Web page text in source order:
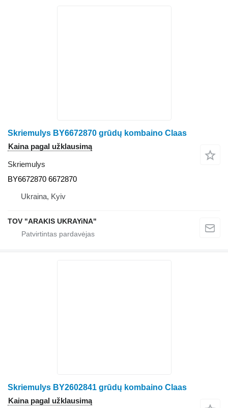
Skriemulys BY6672870 grūdų kombaino Claas
Kaina pagal užklausimą
Skriemulys
BY6672870 6672870
Ukraina, Kyiv
TOV "ARAKIS UKRAYiNA"
Skriemulys BY2602841 grūdų kombaino Claas
Kaina pagal užklausimą